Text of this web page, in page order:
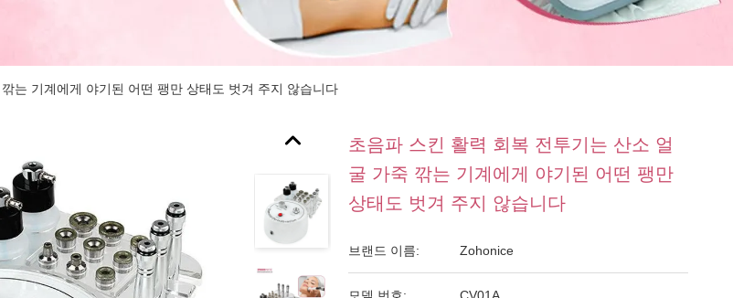
는 기계에게 야기된 어떤 팽만 상태도 벗겨 주지 않습니다
초음파 스킨 활력 회복 전투기는 산소 얼
굴 가죽 깎는 기계에게 야기된 어떤 팽만
상태도 벗겨 주지 않습니다
브랜드 이름: Zohonice